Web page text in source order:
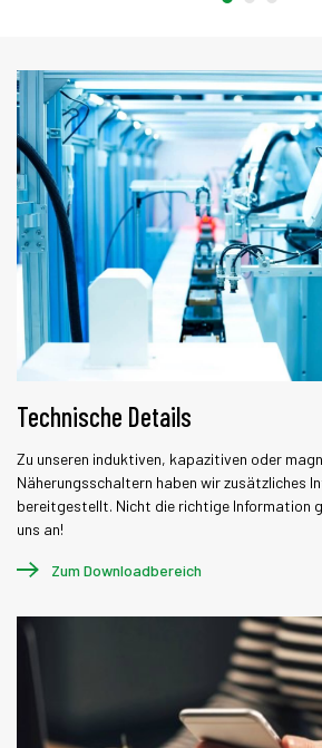
Technische Details
Zu unseren induktiven, kapazitiven oder
Näherungsschaltern haben wir zusätzliches
bereitgestellt. Nicht die richtige Information
uns an!
Zum Downloadbereich